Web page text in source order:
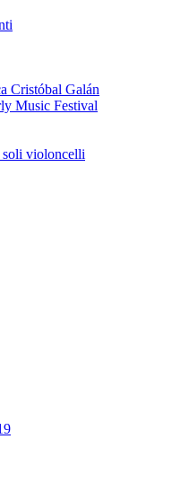
Cristóbal Galán
Music Festival
soli violoncelli